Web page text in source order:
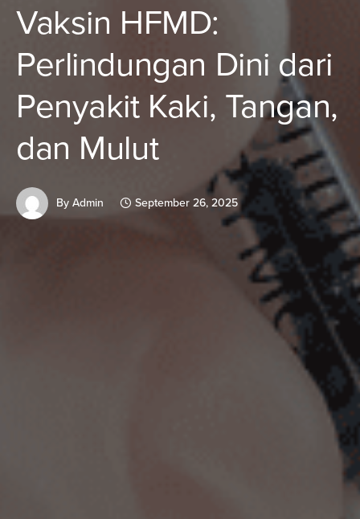
Vaksin HFMD:
Perlindungan Dini dari
Penyakit Kaki, Tangan,
dan Mulut
By Admin September 26, 2025